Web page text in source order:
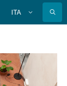
ITA